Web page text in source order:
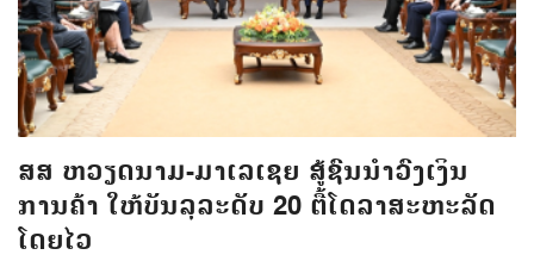
ສສ ຫວຽດນາມ-ມາເລເຊຍ ສູ້ຊົນນຳວົງເງິນ
ການຄ້າ ໃຫ້ບັນລຸລະດັບ 20 ຕື້ໂດລາສະຫະລັດ
ໂດຍໄວ